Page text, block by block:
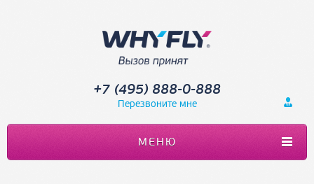
+7 (495) 888-0-888
Перезвоните мне
МЕНЮ